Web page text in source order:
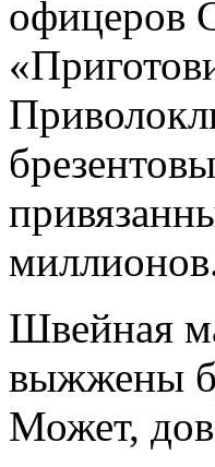
офицеров
Швейная
выжжены
Может,